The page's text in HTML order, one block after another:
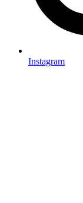
Instagram